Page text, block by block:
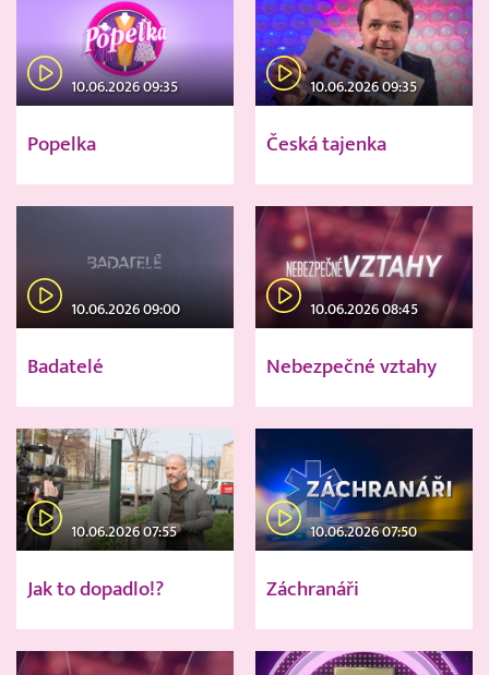
10.06.2026 09:35
Popelka
10.06.2026 09:35
Česká tajenka
10.06.2026 09:00
Badatelé
10.06.2026 08:45
Nebezpečné vztahy
10.06.2026 07:55
Jak to dopadlo!?
10.06.2026 07:50
Záchranáři